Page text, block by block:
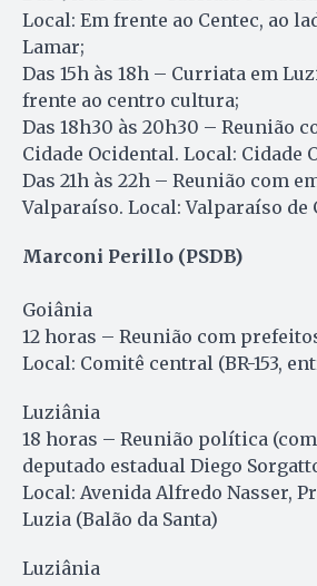
Local: Em frente ao Centec, ao
Lamar;
Das 15h às 18h – Curriata em
frente ao centro cultura;
Das 18h30 às 20h30 – Reunião
Cidade Ocidental. Local: Cidade
Das 21h às 22h – Reunião com
Valparaíso. Local: Valparaíso de
Marconi Perillo (PSDB)
Goiânia
12 horas – Reunião com
Local: Comitê central (BR-153,
Luziânia
18 horas – Reunião política
deputado estadual Diego
Local: Avenida Alfredo Nasser,
Luzia (Balão da Santa)
Luziânia